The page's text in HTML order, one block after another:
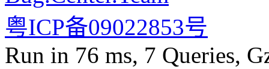
粤ICP备09022853号
Run in 76 ms, 7 Queries,